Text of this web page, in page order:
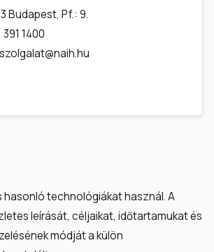
Budapest, Pf.: 9.
1400
hasonló technológiákat használ. A
leírását, céljaikat, időtartamukat és
módját a külön